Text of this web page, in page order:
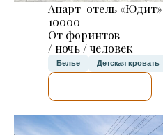
Апарт-отель «Юдит»
10000
От форинтов
/ ночь / человек
Белье Детская кровать